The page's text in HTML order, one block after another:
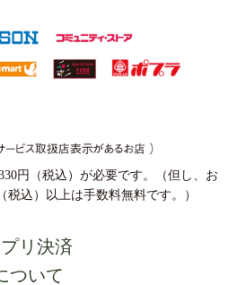
円（税込）が必要です。（但し、お
税込）以上は手数料無料です。）
リ決済
ついて